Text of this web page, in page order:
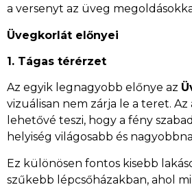
a versenyt az üveg
Üvegkorlát előnyei
1. Tágas térérzet
Az egyik legnagyobb előnye az
vizuálisan nem zárja le a teret.
lehetővé teszi, hogy a fény
helyiség világosabb és
Ez különösen fontos kisebb
szűkebb lépcsőházakban, ahol